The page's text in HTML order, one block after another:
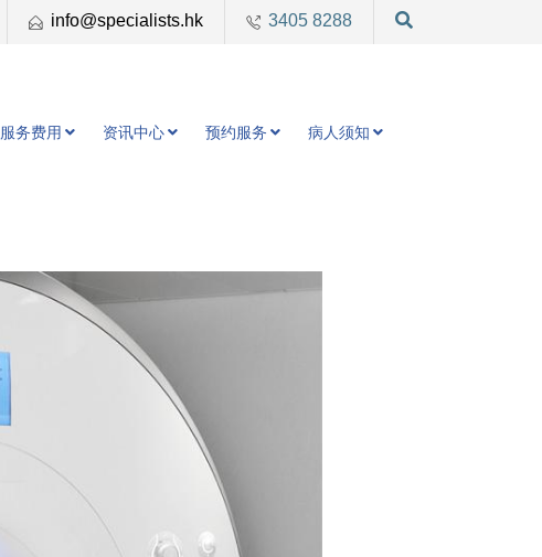
info@specialists.hk 3405 8288
服务费用 资讯中心 预约服务 病人须知